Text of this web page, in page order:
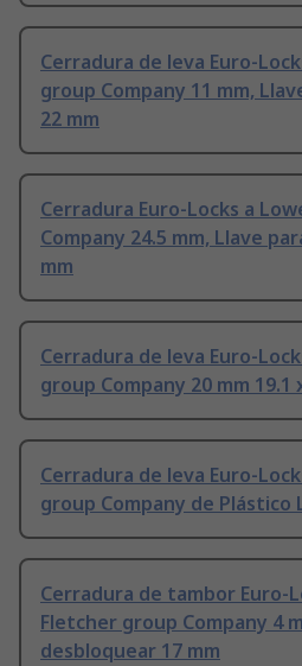
Cerradura de leva Euro-
group Company 11 mm,
22 mm
Cerradura Euro-Locks a
Company 24.5 mm, Llave
mm
Cerradura de leva Euro-
group Company 20 mm 19.1
Cerradura de leva Euro-
group Company de Plástico
Cerradura de tambor Euro-
Fletcher group Company 4
desbloquear 17 mm